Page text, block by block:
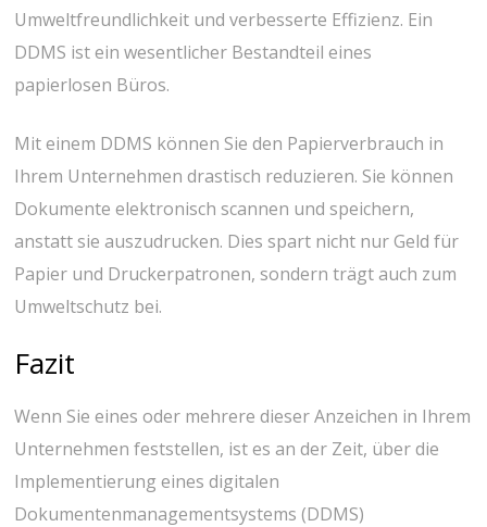
Umweltfreundlichkeit und verbesserte Effizienz. Ein
DDMS ist ein wesentlicher Bestandteil eines
papierlosen Büros.
Mit einem DDMS können Sie den Papierverbrauch in
Ihrem Unternehmen drastisch reduzieren. Sie können
Dokumente elektronisch scannen und speichern,
anstatt sie auszudrucken. Dies spart nicht nur Geld für
Papier und Druckerpatronen, sondern trägt auch zum
Umweltschutz bei.
Fazit
Wenn Sie eines oder mehrere dieser Anzeichen in Ihrem
Unternehmen feststellen, ist es an der Zeit, über die
Implementierung eines digitalen
Dokumentenmanagementsystems (DDMS)